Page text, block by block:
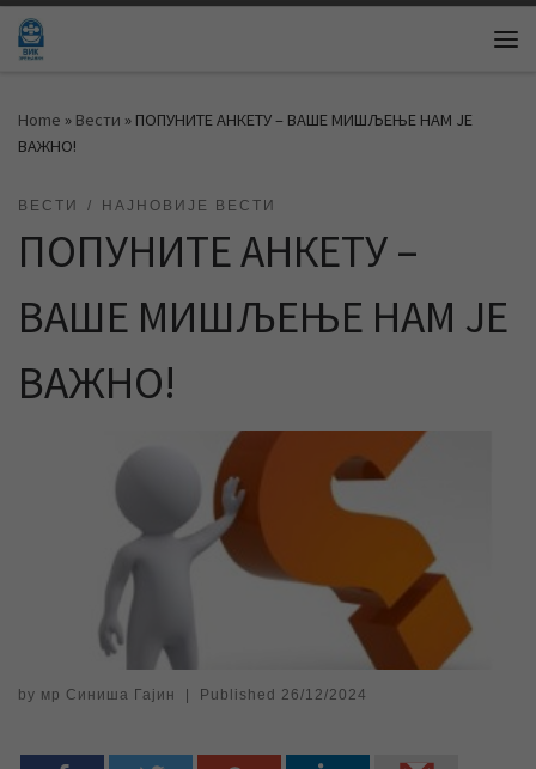
Skip to content
Home » Вести » ПОПУНИТЕ АНКЕТУ – ВАШЕ МИШЉЕЊЕ НАМ ЈЕ
ВАЖНО!
ВЕСТИ НАЈНОВИЈЕ ВЕСТИ
ПОПУНИТЕ АНКЕТУ –
ВАШЕ МИШЉЕЊЕ НАМ ЈЕ
ВАЖНО!
by мр Синиша Гајин Published 26/12/2024